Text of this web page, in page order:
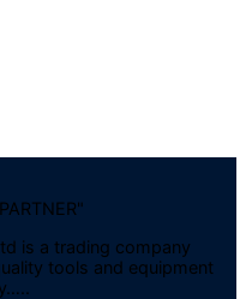
is a trading company
tools and equipment